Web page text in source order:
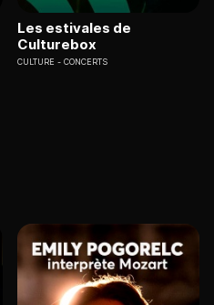
Les estivales de
Culturebox
CULTURE CONCERTS